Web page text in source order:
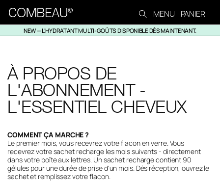
Ignorer et passer au
contenu
MENU PANIER
NEW — L'HYDRATANT MULTI-GOÛTS DISPONIBLE DÈS MAINTENANT.
À PROPOS DE
L'ABONNEMENT -
L'ESSENTIEL CHEVEUX
COMMENT ÇA MARCHE ?
Le premier mois, vous recevrez votre flacon en verre. Vous
recevrez votre sachet recharge les mois suivants - directement
dans votre boîte aux lettres. Un sachet recharge contient 90
gélules pour une durée de prise d'un mois. Dès réception, ouvrez le
sachet et remplissez votre flacon.